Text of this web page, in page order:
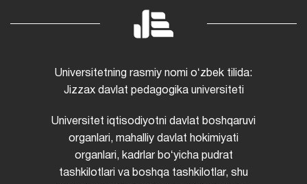
Universitetning rasmiy nomi oʻzbek tilida:
Jizzax davlat pedagogika universiteti
Universitet iqtisodiyotni davlat boshqaruvi
organlari, mahalliy davlat hokimiyati
organlari, kadrlar boʻyicha pudrat
tashkilotlari va boshqa tashkilotlar, shu